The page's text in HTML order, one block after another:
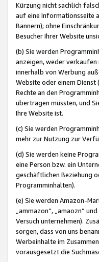
Kürzung nicht sachlich
auf eine Informationsseite
Bannern); ohne
Besucher Ihrer Website
(b) Sie werden
anzeigen, weder
innerhalb von Werbung
Website oder einem Dienst
Rechte an den
übertragen müssten, und
Ihre Website ist.
(c) Sie werden
mehr zur Nutzung zur
(d) Sie werden keine
eine Person bzw. ein
geschäftlichen Beziehung
Programminhalten).
(e) Sie werden Amazon-
„ammazon“, „amaozn“
Versuch unternehmen).
sorgen, dass von uns
Werbeinhalte im
vorausgesetzt die